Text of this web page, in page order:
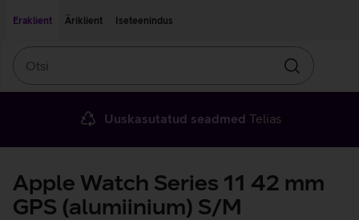
Eraklient
Äriklient Iseteenindus
Otsin
Uuskasutatud seadmed Telias
Apple Watch Series 11 42 mm
GPS (alumiinium) S/M